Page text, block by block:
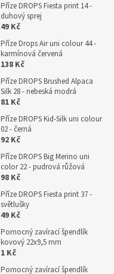
Příze DROPS Fiesta print 14 -
duhový sprej
49 Kč
Příze Drops Air uni colour 44 -
karmínová červená
138 Kč
Příze DROPS Brushed Alpaca
Silk 28 - nebeská modrá
81 Kč
Příze DROPS Kid-Silk uni colour
02 - černá
92 Kč
Příze DROPS Big Merino uni
color 22 - pudrová růžová
98 Kč
Příze DROPS Fiesta print 37 -
světlušky
49 Kč
Pomocný zavírací špendlík
kovový 22x9,5 mm
1 Kč
Pomocný zavírací špendlík